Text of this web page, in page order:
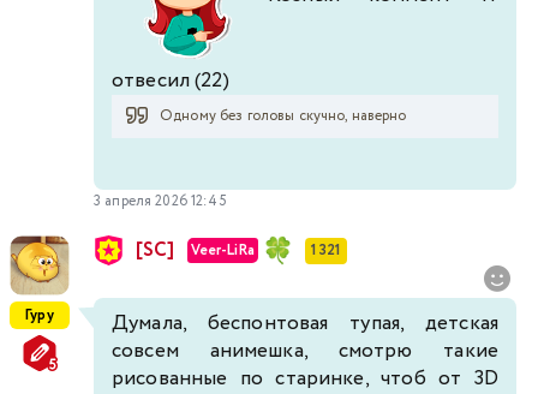
отвесил (22)
Одному без головы скучно, наверно
3 апреля 2026 12:45
Гуру
[SC] Veer-LiRa 1 321
Думала, беспонтовая тупая, детская
совсем анимешка, смотрю такие
рисованные по старинке, чтоб от 3D